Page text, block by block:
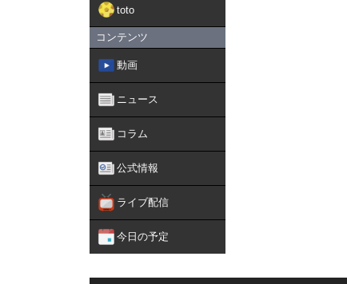
toto
コンテンツ
動画
ニュース
コラム
公式情報
ライブ配信
今日の予定